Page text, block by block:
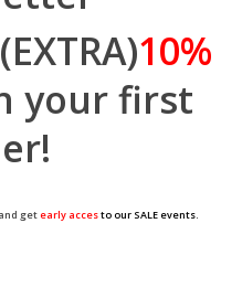
10%
your first
getearly accesto our SALE events.